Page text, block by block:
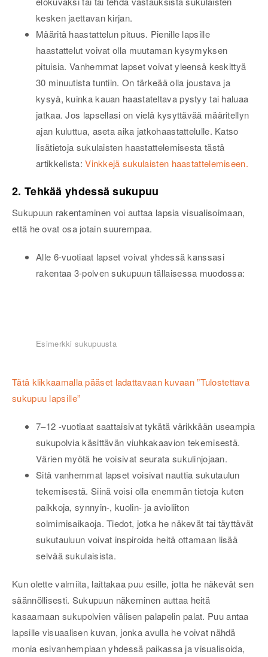
kesken jaettavan kirjan.
Määritä haastattelun pituus. Pienille lapsille
haastattelut voivat olla muutaman kysymyksen
pituisia. Vanhemmat lapset voivat yleensä keskittyä
30 minuutista tuntiin. On tärkeää olla joustava ja
kysyä, kuinka kauan haastateltava pystyy tai haluaa
jatkaa. Jos lapsellasi on vielä kysyttävää määritellyn
ajan kuluttua, aseta aika jatkohaastattelulle. Katso
lisätietoja sukulaisten haastattelemisesta tästä
artikkelista:Vinkkejä sukulaisten haastattelemiseen.
2. Tehkää yhdessä sukupuu
Sukupuun rakentaminen voi auttaa lapsia visualisoimaan,
että he ovat osa jotain suurempaa.
Alle 6-vuotiaat lapset voivat yhdessä kanssasi
rakentaa 3-polven sukupuun tällaisessa muodossa:
Esimerkki sukupuusta
Tätä klikkaamalla pääset ladattavaan kuvaan ”Tulostettava
sukupuu lapsille”
7–12 -vuotiaat saattaisivat tykätä värikkään useampia
sukupolvia käsittävän viuhkakaavion tekemisestä.
Värien myötä he voisivat seurata sukulinjojaan.
Sitä vanhemmat lapset voisivat nauttia sukutaulun
tekemisestä. Siinä voisi olla enemmän tietoja kuten
paikkoja, synnyin-, kuolin- ja avioliiton
solmimisaikaoja. Tiedot, jotka he näkevät tai täyttävät
sukutauluun voivat inspiroida heitä ottamaan lisää
selvää sukulaisista.
Kun olette valmiita, laittakaa puu esille, jotta he näkevät sen
säännöllisesti. Sukupuun näkeminen auttaa heitä
kasaamaan sukupolvien välisen palapelin palat. Puu antaa
lapsille visuaalisen kuvan, jonka avulla he voivat nähdä
monia esivanhempiaan yhdessä paikassa ja visualisoida,